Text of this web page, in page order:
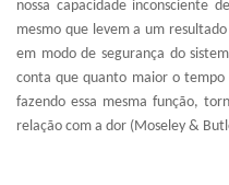
nossa capacidade inconsciente
mesmo que levem a um
em modo de segurança do
conta que quanto maior o
fazendo essa mesma função,
relação com a dor (Moseley &